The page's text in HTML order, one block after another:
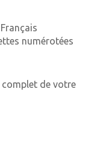
numérotées
de votre